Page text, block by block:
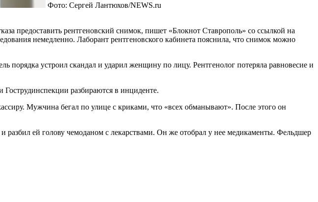
Фото: Сергей Лантюхов/NEWS.ru
предоставить рентгеновский снимок, пишет «Блокнот Ставрополь» со ссылкой на
немедленно. Лаборант рентгеновского кабинета пояснила, что снимок можно
порядка устроил скандал и ударил женщину по лицу. Рентгенолог потеряла равновесие и
Гострудинспекции разбираются в инциденте.
Мужчина бегал по улице с криками, что «всех обманывают». После этого он
ей голову чемоданом с лекарствами. Он же отобрал у нее медикаменты. Фельдшер